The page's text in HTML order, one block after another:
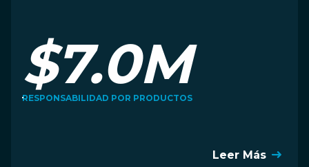
$7.0M
RESPONSABILIDAD POR PRODUCTOS
Leer Más